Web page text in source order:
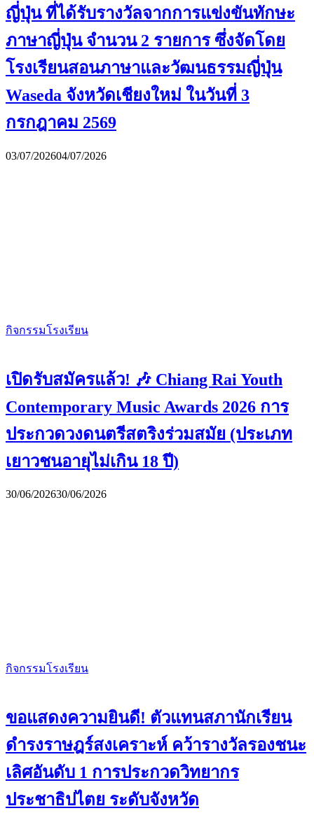
ญี่ปุ่น ที่ได้รับรางวัลจากการแข่งขันทักษะ
ภาษาญี่ปุ่น จำนวน 2 รายการ ซึ่งจัดโดย
โรงเรียนสอนภาษาและวัฒนธรรมญี่ปุ่น
Waseda จังหวัดเชียงใหม่ ในวันที่ 3
กรกฎาคม 2569
03/07/202604/07/2026
กิจกรรมโรงเรียน
เปิดรับสมัครแล้ว! 🎶 Chiang Rai Youth
Contemporary Music Awards 2026 การ
ประกวดวงดนตรีสตริงร่วมสมัย (ประเภท
เยาวชนอายุไม่เกิน 18 ปี)
30/06/202630/06/2026
กิจกรรมโรงเรียน
ขอแสดงความยินดี! ตัวแทนสภานักเรียน
ดำรงราษฎร์สงเคราะห์ คว้ารางวัลรองชนะ
เลิศอันดับ 1 การประกวดวิทยากร
ประชาธิปไตย ระดับจังหวัด